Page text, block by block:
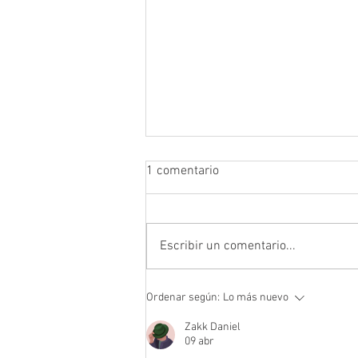
Se informa a los socios que el
disponible para su consulta en
las oficinas de la Cooperativa
1 comentario
Escribir un comentario...
Ordenar según: Lo más nuevo
Zakk Daniel
09 abr